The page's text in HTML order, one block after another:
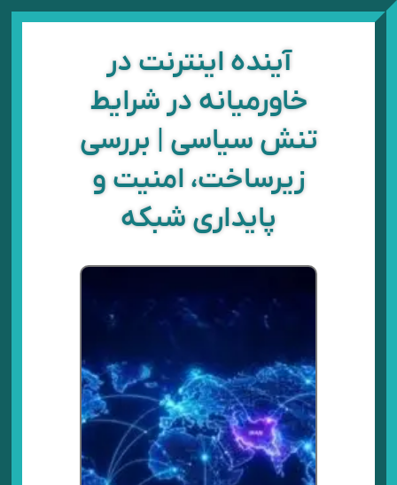
پرش
آینده اینترنت در
خاورمیانه در شرایط
تنش سیاسی | بررسی
زیرساخت، امنیت و
پایداری شبکه